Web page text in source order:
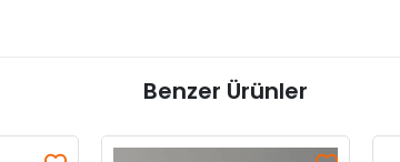
Benzer Ürünler